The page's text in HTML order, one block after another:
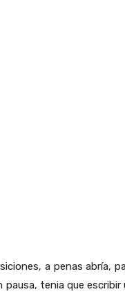
a penas abría,
tenia que escribir